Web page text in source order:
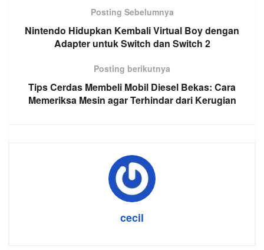
Posting Sebelumnya
Nintendo Hidupkan Kembali Virtual Boy dengan
Adapter untuk Switch dan Switch 2
Posting berikutnya
Tips Cerdas Membeli Mobil Diesel Bekas: Cara
Memeriksa Mesin agar Terhindar dari Kerugian
cecil